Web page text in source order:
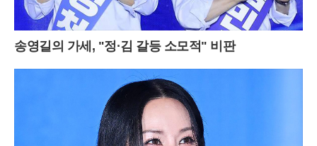
송영길의 가세, "정·김 갈등 소모적" 비판